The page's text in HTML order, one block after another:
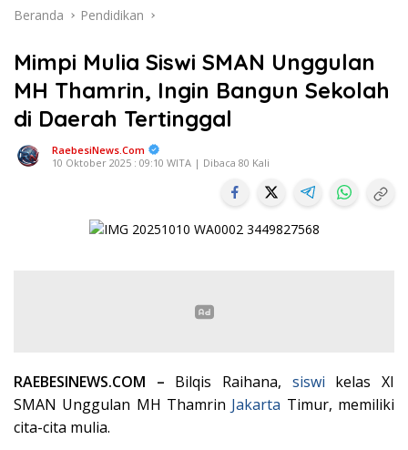
Beranda Pendidikan
Mimpi Mulia Siswi SMAN Unggulan
MH Thamrin, Ingin Bangun Sekolah
di Daerah Tertinggal
RaebesiNews.Com
10 Oktober 2025 : 09:10 WITA | Dibaca 80 Kali
RAEBESINEWS.COM – Bilqis Raihana, siswi kelas XI
SMAN Unggulan MH Thamrin Jakarta Timur, memiliki
cita-cita mulia.